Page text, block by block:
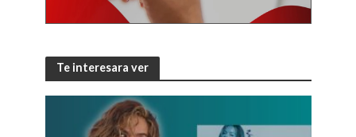
Te interesara ver